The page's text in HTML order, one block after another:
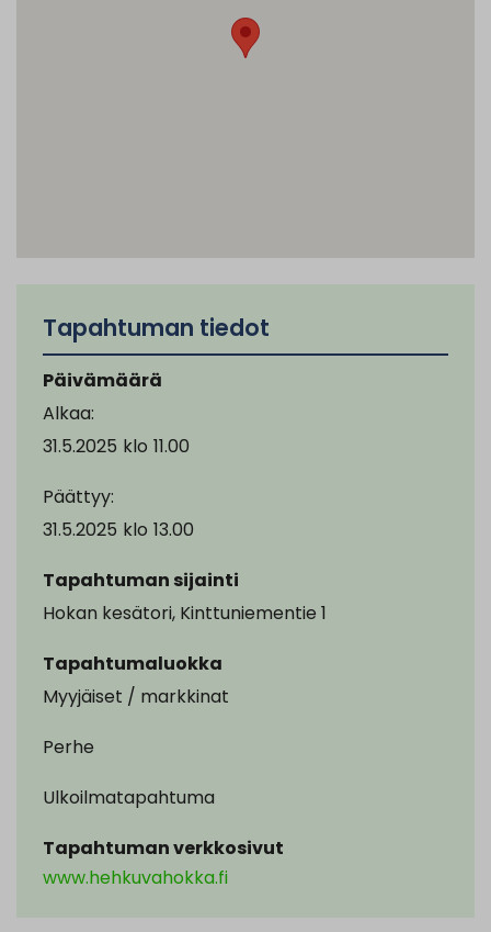
Tapahtuman tiedot
Päivämäärä
Alkaa:
31.5.2025 klo 11.00
Päättyy:
31.5.2025 klo 13.00
Tapahtuman sijainti
Hokan kesätori, Kinttuniementie 1
Tapahtumaluokka
Myyjäiset / markkinat
Perhe
Ulkoilmatapahtuma
Tapahtuman verkkosivut
www.hehkuvahokka.fi